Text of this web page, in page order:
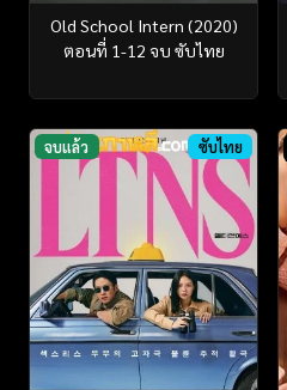
Old School Intern (2020)
ตอนที่ 1-12 จบ ซับไทย
จบแล้ว ซับไทย